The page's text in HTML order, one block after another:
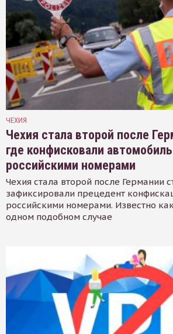
ЧЕХИЯ
Чехия стала второй после
где конфисковали
российскими номерами
Чехия стала второй после Германии
зафиксировали прецедент
российскими номерами. Известно
одном подобном случае